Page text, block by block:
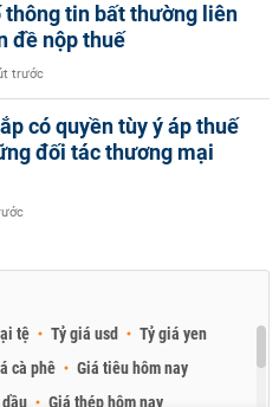
thông tin bất thường liên
đề nộp thuế
trước
có quyền tùy ý áp thuế
đối tác thương mại
tệ Tỷ giá usd
Tỷ giá yen
cà phê
Giá tiêu hôm nay
Giá thép hôm nay